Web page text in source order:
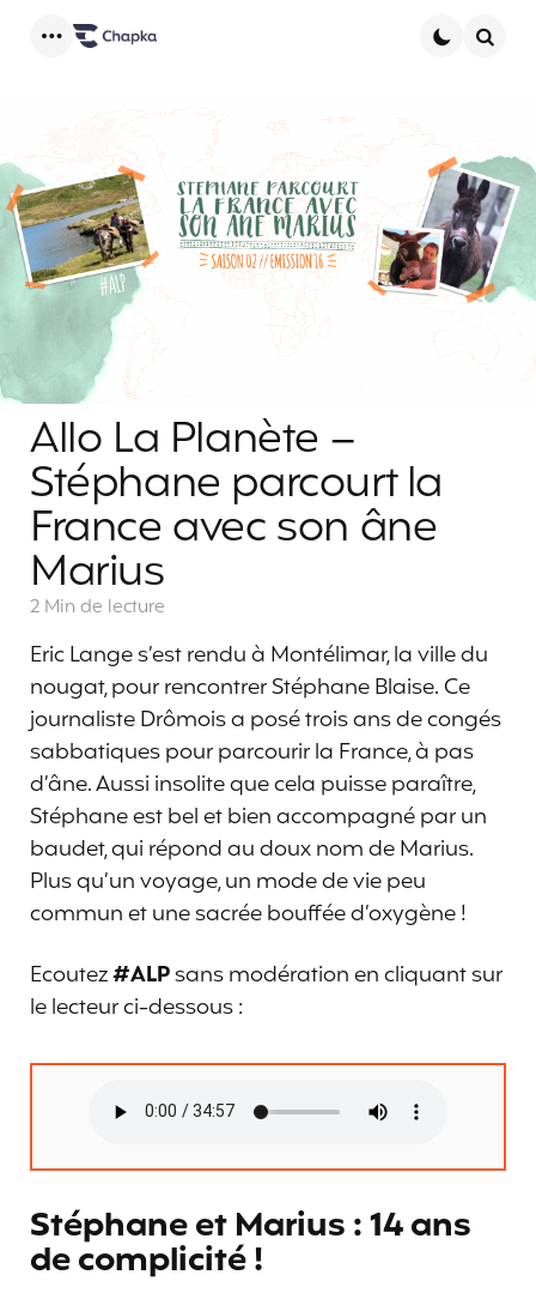
Allo La Planète –
Stéphane parcourt la
France avec son âne
Marius
2 Min de lecture
Eric Lange s’est rendu à Montélimar, la ville du
nougat, pour rencontrer Stéphane Blaise. Ce
journaliste Drômois a posé trois ans de congés
sabbatiques pour parcourir la France, à pas
d’âne. Aussi insolite que cela puisse paraître,
Stéphane est bel et bien accompagné par un
baudet, qui répond au doux nom de Marius.
Plus qu’un voyage, un mode de vie peu
commun et une sacrée bouffée d’oxygène !
Ecoutez#ALPsans modération en cliquant sur
le lecteur ci-dessous :
Stéphane et Marius : 14 ans
de complicité !